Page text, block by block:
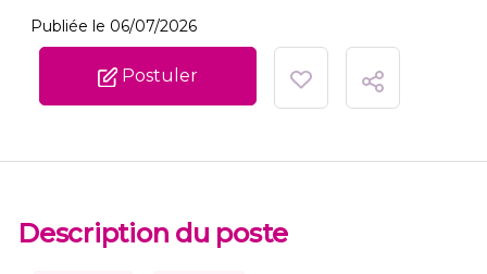
Publiée le 06/07/2026
Postuler
Description du poste